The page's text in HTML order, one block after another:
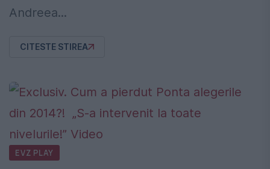
Andreea...
CITESTE STIREA
EVZ PLAY